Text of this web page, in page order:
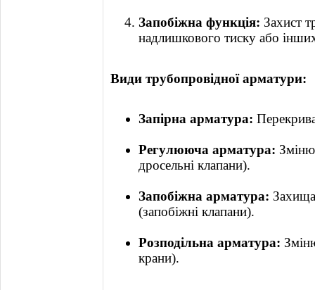
Запобіжна функція: Захист
надлишкового тиску або
Види трубопровідної арматури:
Запірна арматура:
Регулююча арматура:
дросельні клапани).
Запобіжна арматура:
(запобіжні клапани).
Розподільна арматура:
крани).